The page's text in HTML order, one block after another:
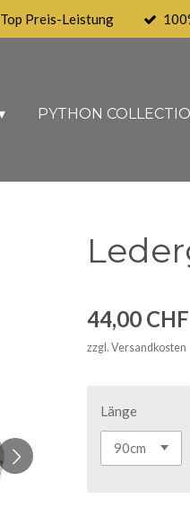
Top Preis-Leistung
PYTHON
44,00 CHF
zzgl. Versandkosten
Länge